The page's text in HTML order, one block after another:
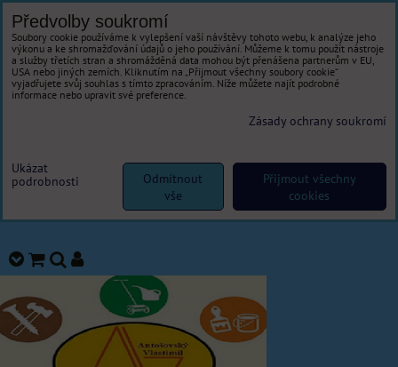
Předvolby soukromí
Soubory cookie používáme k vylepšení vaší návštěvy tohoto webu, k analýze jeho
výkonu a ke shromažďování údajů o jeho používání. Můžeme k tomu použít nástroje
a služby třetích stran a shromážděná data mohou být přenášena partnerům v EU,
USA nebo jiných zemích. Kliknutím na „Přijmout všechny soubory cookie“
vyjadřujete svůj souhlas s tímto zpracováním. Níže můžete najít podrobné
informace nebo upravit své preference.
Zásady ochrany soukromí
Ukázat
podrobnosti
Přijmout všechny
cookies
Odmítnout
vše